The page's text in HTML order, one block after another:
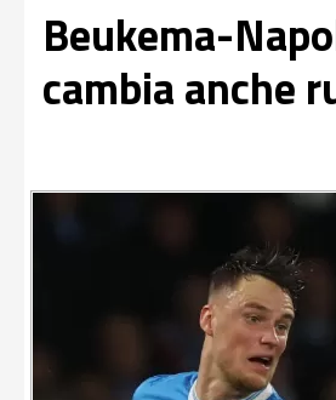
Beukema-
cambia anche